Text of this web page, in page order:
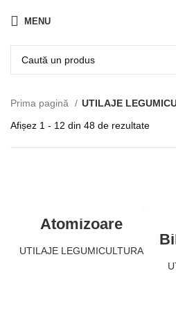
MENU
Prima pagină
UTILAJE
Afișez 1 - 12 din 48 de rezultate
Atomizoare
AGROMEHANIKA
UTILAJE LEGUMICULTURA